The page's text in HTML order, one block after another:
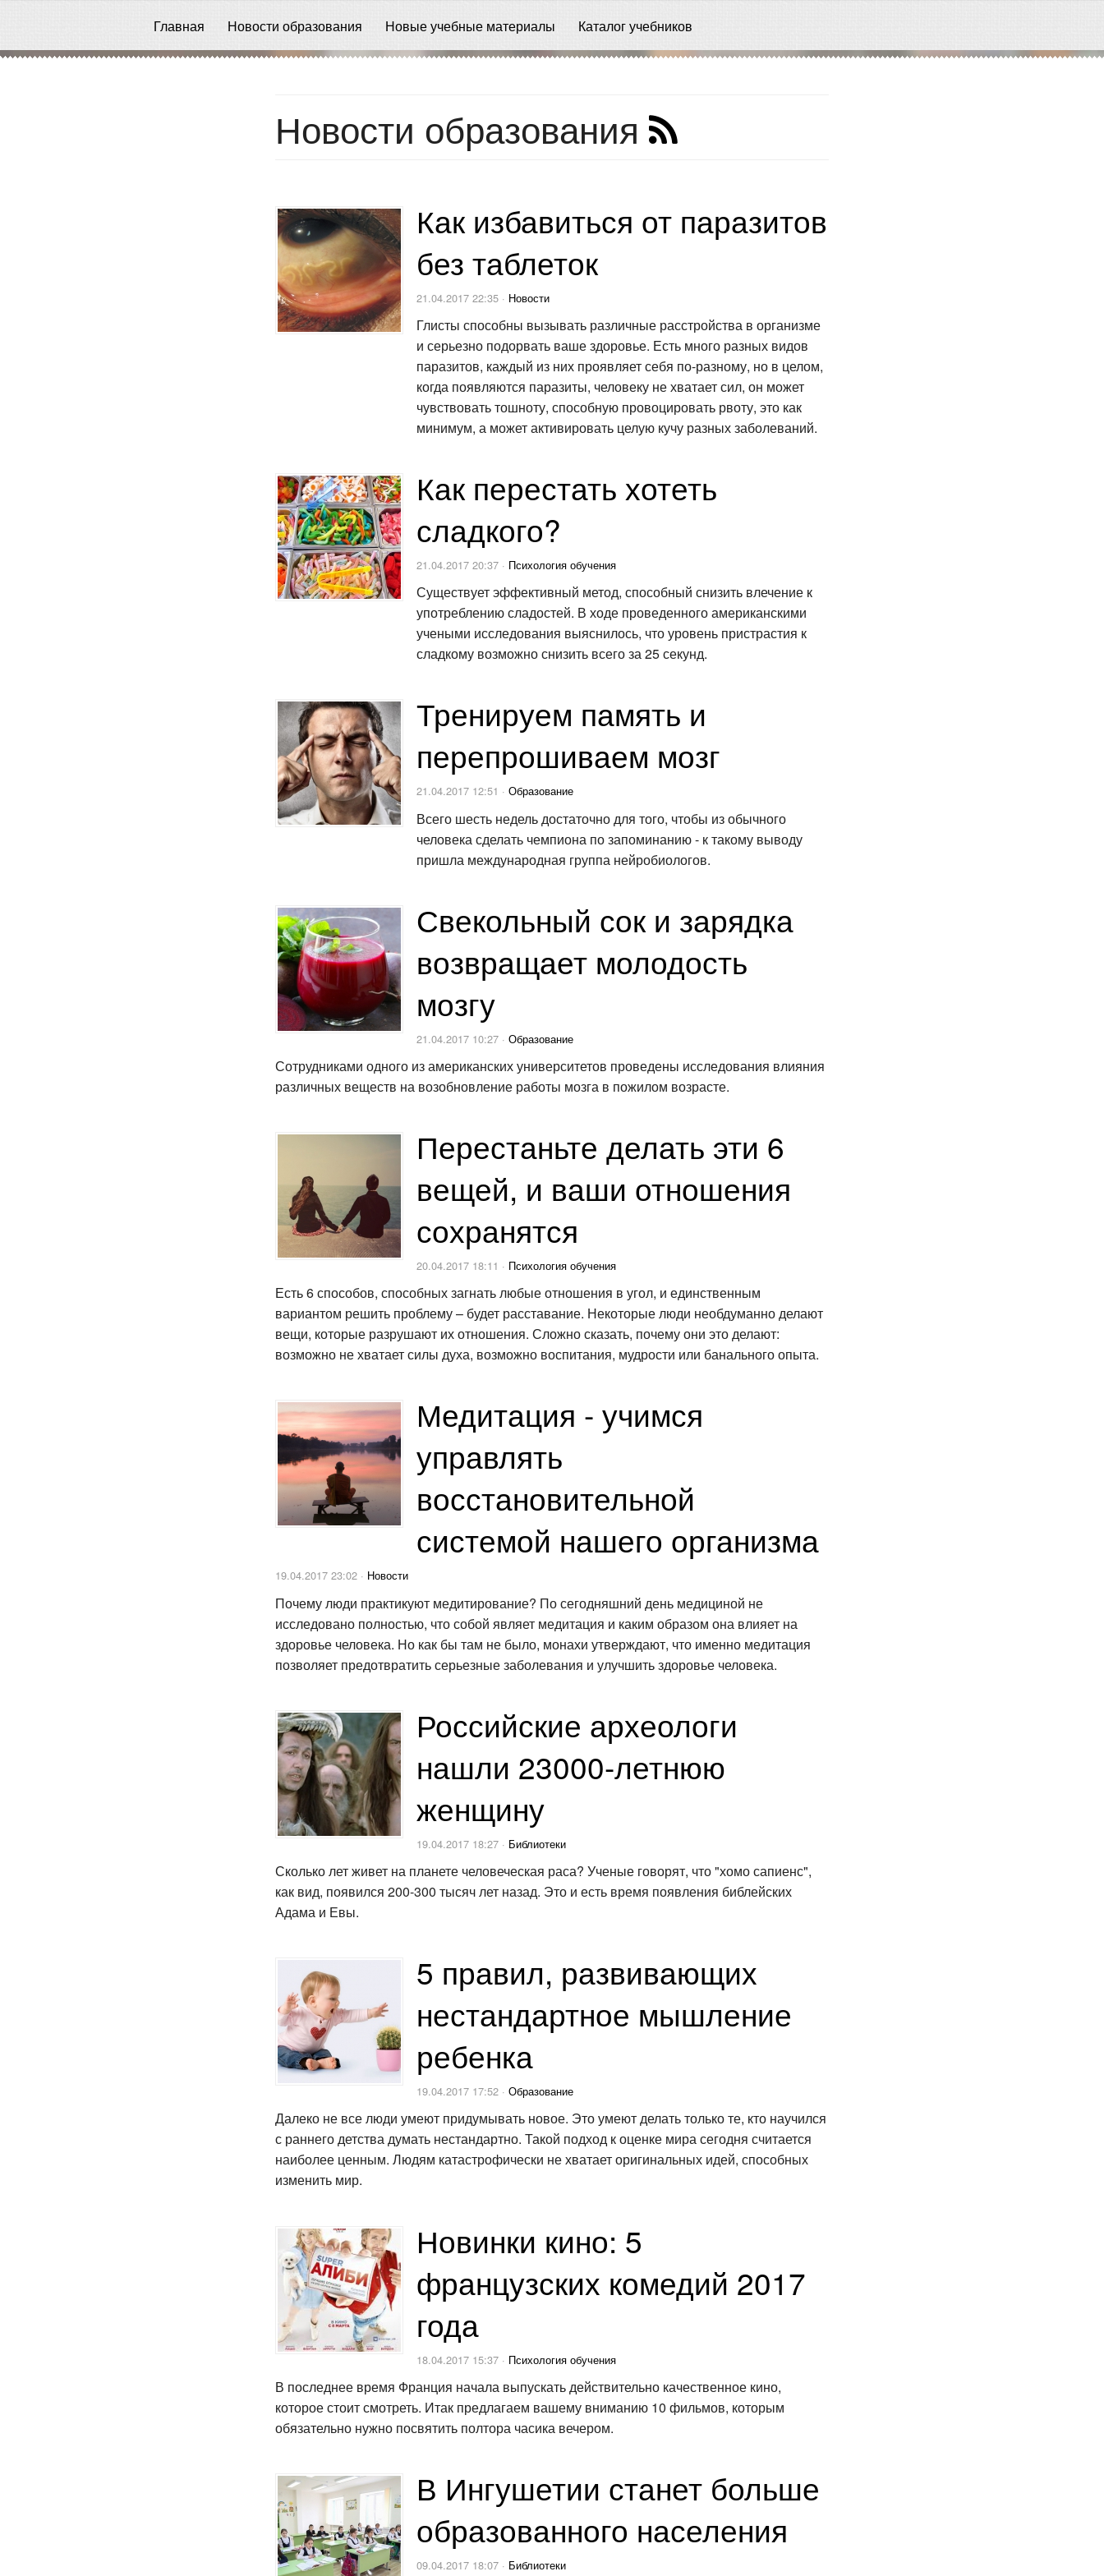
Главная Новости образования Новые учебные материалы Каталог учебников
Новости образования
Как избавиться от паразитов
без таблеток
21.04.2017 22:35 · Новости
Глисты способны вызывать различные расстройства в организме
и серьезно подорвать ваше здоровье. Есть много разных видов
паразитов, каждый из них проявляет себя по-разному, но в целом,
когда появляются паразиты, человеку не хватает сил, он может
чувствовать тошноту, способную провоцировать рвоту, это как
минимум, а может активировать целую кучу разных заболеваний.
Как перестать хотеть
сладкого?
21.04.2017 20:37 · Психология обучения
Существует эффективный метод, способный снизить влечение к
употреблению сладостей. В ходе проведенного американскими
учеными исследования выяснилось, что уровень пристрастия к
сладкому возможно снизить всего за 25 секунд.
Тренируем память и
перепрошиваем мозг
21.04.2017 12:51 · Образование
Всего шесть недель достаточно для того, чтобы из обычного
человека сделать чемпиона по запоминанию - к такому выводу
пришла международная группа нейробиологов.
Свекольный сок и зарядка
возвращает молодость
мозгу
21.04.2017 10:27 · Образование
Сотрудниками одного из американских университетов проведены исследования влияния
различных веществ на возобновление работы мозга в пожилом возрасте.
Перестаньте делать эти 6
вещей, и ваши отношения
сохранятся
20.04.2017 18:11 · Психология обучения
Есть 6 способов, способных загнать любые отношения в угол, и единственным
вариантом решить проблему – будет расставание. Некоторые люди необдуманно делают
вещи, которые разрушают их отношения. Сложно сказать, почему они это делают:
возможно не хватает силы духа, возможно воспитания, мудрости или банального опыта.
Медитация - учимся
управлять
восстановительной
системой нашего организма
19.04.2017 23:02 · Новости
Почему люди практикуют медитирование? По сегодняшний день медициной не
исследовано полностью, что собой являет медитация и каким образом она влияет на
здоровье человека. Но как бы там не было, монахи утверждают, что именно медитация
позволяет предотвратить серьезные заболевания и улучшить здоровье человека.
Российские археологи
нашли 23000-летнюю
женщину
19.04.2017 18:27 · Библиотеки
Сколько лет живет на планете человеческая раса? Ученые говорят, что "хомо сапиенс",
как вид, появился 200-300 тысяч лет назад. Это и есть время появления библейских
Адама и Евы.
5 правил, развивающих
нестандартное мышление
ребенка
19.04.2017 17:52 · Образование
Далеко не все люди умеют придумывать новое. Это умеют делать только те, кто научился
с раннего детства думать нестандартно. Такой подход к оценке мира сегодня считается
наиболее ценным. Людям катастрофически не хватает оригинальных идей, способных
изменить мир.
Новинки кино: 5
французских комедий 2017
года
18.04.2017 15:37 · Психология обучения
В последнее время Франция начала выпускать действительно качественное кино,
которое стоит смотреть. Итак предлагаем вашему вниманию 10 фильмов, которым
обязательно нужно посвятить полтора часика вечером.
В Ингушетии станет больше
образованного населения
09.04.2017 18:07 · Библиотеки